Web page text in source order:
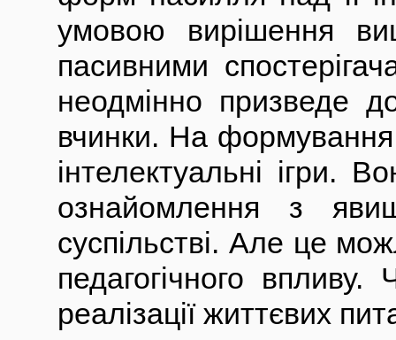
умовою вирішення
пасивними
неодмінно призведе
вчинки. На формування
інтелектуальні ігри.
ознайомлення з
суспільстві. Але це
педагогічного
реалізації життєвих